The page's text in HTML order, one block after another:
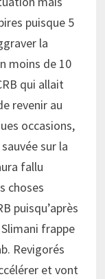
puisque 5
la
moins de 10
qui allait
revenir au
occasions,
sur la
fallu
choses
puisqu’après
frappe
Revigorés
et vont